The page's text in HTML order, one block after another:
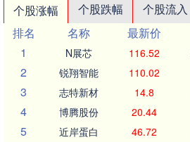
个股涨幅 个股跌幅 个股流入
排名
名称 最新价
1
N展芯 116.52
2 锐翔智能 110.02
3 志特新材 14.8
4 博腾股份 20.44
5 近岸蛋白 46.72